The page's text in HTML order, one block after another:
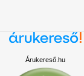
Árukereső.hu